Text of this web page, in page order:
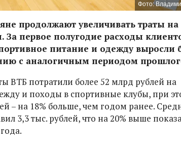
Фото:
продолжают увеличивать траты на
За первое полугодие расходы
питание и одежду выросли
с аналогичным периодом
ВТБ потратили более 52 млрд рублей на
и походы в спортивные клубы, при
– на 18% больше, чем годом ранее.
3,3 тыс. рублей, что на 20% выше